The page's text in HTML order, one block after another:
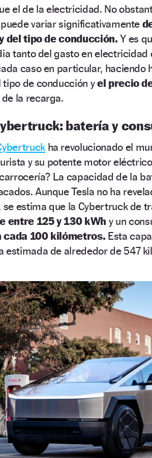
el de la electricidad. No
variar significativamente
del tipo de conducción. Y es
tanto del gasto en electricidad
caso en particular, haciendo
tipo de conducción yel precio
la recarga.
batería y
ha revolucionado el
y su potente motor
La capacidad de la
Aunque Tesla no ha
se estima que la Cybertruck de
entre 125 y 130 kWh y un
cada 100 kilómetros. Esta
estimada de alrededor de 547